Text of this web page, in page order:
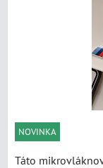
NOVINKA
Táto